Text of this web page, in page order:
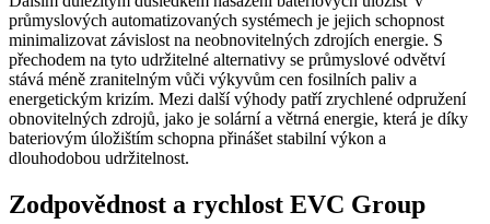
průmyslových automatizovaných systémech je jejich schopnost
minimalizovat závislost na neobnovitelných zdrojích energie. S
přechodem na tyto udržitelné alternativy se průmyslové odvětví
stává méně zranitelným vůči výkyvům cen fosilních paliv a
energetickým krizím. Mezi další výhody patří zrychlené odpružení
obnovitelných zdrojů, jako je solární a větrná energie, která je díky
bateriovým úložištím schopna přinášet stabilní výkon a
dlouhodobou udržitelnost.
Zodpovědnost a rychlost EVC Group